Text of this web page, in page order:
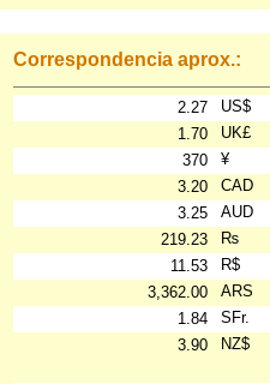
Correspondencia aprox.:
2.27 US$
1.70
UK£
370
¥
3.20
CAD
3.25
AUD
219.23
₨
11.53
R$
3,362.00
ARS
1.84
SFr.
3.90
NZ$